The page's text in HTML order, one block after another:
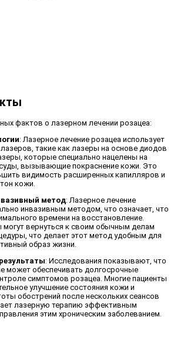
фактов о лазерном лечении розацеа:
: Лазерное лечение розацеа использует
такие как лазеры на основе диодов
которые специально нацелены на
вызывающие покраснение кожи. Это
видимость расширенных капилляров и
кожи.
метод: Лазерное лечение
инвазивным методом, что означает, что
времени на восстановление.
могут вернуться к своим обычным делам
что делает этот метод удобным для
образ жизни.
: Исследования показывают, что
может обеспечивать долгосрочные
симптомов розацеа. Многие пациенты
улучшение состояния кожи и
обострений после нескольких сеансов
лазерную терапию эффективным
этим хроническим заболеванием.